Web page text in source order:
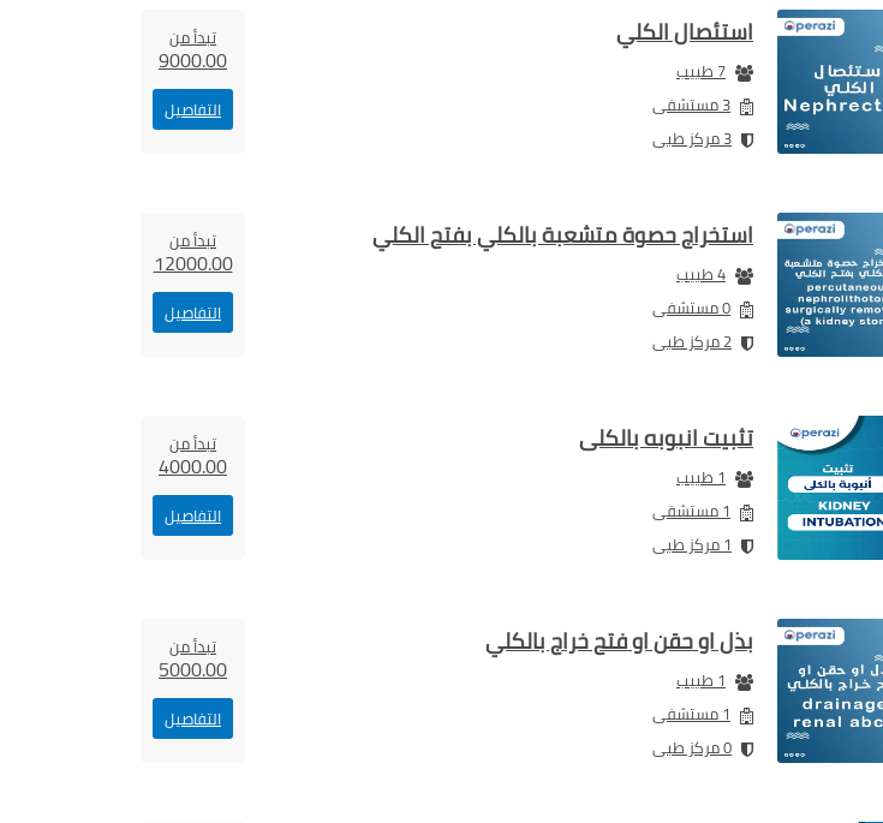
استئصال الكلي
7 طبيب
3 مستشفى
3 مركز طبى
تبدأ من
9000.00
التفاصيل
استخراج حصوة متشعبة بالكلي بفتح الكلي
4 طبيب
0 مستشفى
2 مركز طبى
تبدأ من
12000.00
التفاصيل
تثبيت انبوبه بالكلى
1 طبيب
1 مستشفى
1 مركز طبى
تبدأ من
4000.00
التفاصيل
بذل او حقن او فتح خراج بالكلي
1 طبيب
1 مستشفى
0 مركز طبى
تبدأ من
5000.00
التفاصيل